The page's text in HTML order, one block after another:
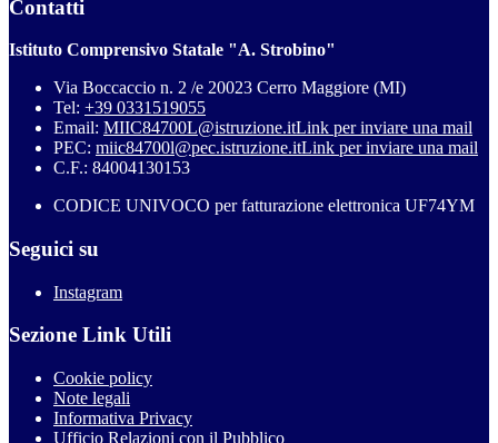
Contatti
Istituto Comprensivo Statale "A. Strobino"
Via Boccaccio n. 2 /e 20023 Cerro Maggiore (MI)
Tel: +39 0331519055
Email: MIIC84700L@istruzione.itLink per inviare una mail
PEC: miic84700l@pec.istruzione.itLink per inviare una mail
C.F.: 84004130153
CODICE UNIVOCO per fatturazione elettronica UF74YM
Seguici su
Instagram
Sezione Link Utili
Cookie policy
Note legali
Informativa Privacy
Ufficio Relazioni con il Pubblico